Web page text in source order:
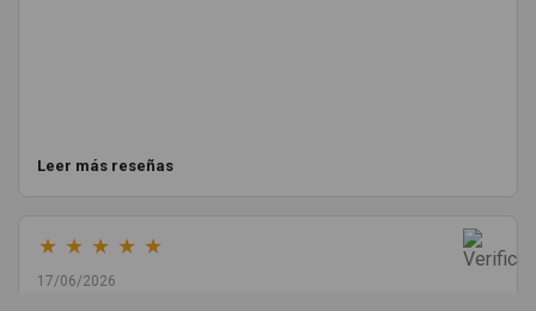
Leer más reseñas
★ ★ ★ ★ ★
17/06/2026